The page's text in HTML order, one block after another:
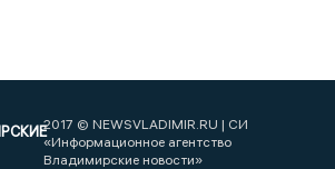
2017 © NEWSVLADIMIR.RU | СИ
«Информационное агентство
Владимирские новости»